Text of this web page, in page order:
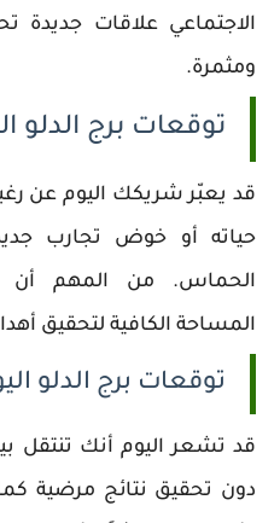
الاجتماعي علاقات جديدة
ومثمرة.
توقعات برج الدلو
قد يعبّر شريكك اليوم عن
حياته أو خوض تجارب
الحماس. من المهم أن
المساحة الكافية لتحقيق
توقعات برج الدلو
قد تشعر اليوم أنك تنتقل
دون تحقيق نتائج مرضية